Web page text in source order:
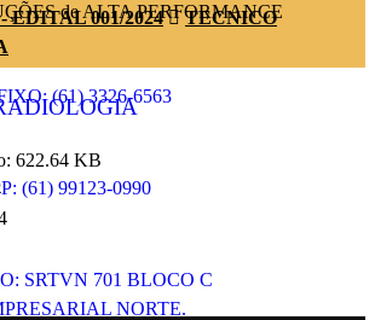
de ALTA PERFORMANCE
(61) 3326-6563
(61) 99123-0990
SRTVN 701 BLOCO C
NORTE.
EDITAL 001/2024
TECNICO
622.64 KB